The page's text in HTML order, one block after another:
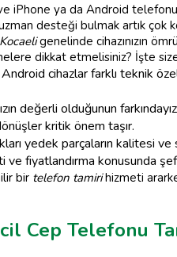
iPhone ya da Android
desteği bulmak artık
genelinde cihazınızın
dikkat etmelisiniz? İşte
cihazlar farklı teknik
değerli olduğunun
kritik önem taşır.
yedek parçaların kalitesi
ve fiyatlandırma konusunda
bir telefon tamirihizmeti
Cep Telefonu